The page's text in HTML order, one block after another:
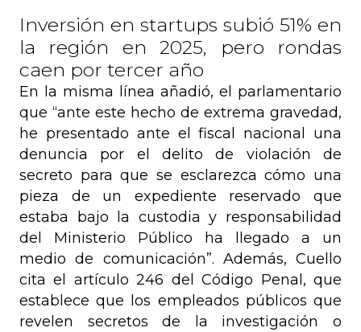
Inversión en startups subió 51% en
la región en 2025, pero rondas
caen por tercer año
En la misma línea añadió, el parlamentario
que “ante este hecho de extrema gravedad,
he presentado ante el fiscal nacional una
denuncia por el delito de violación de
secreto para que se esclarezca cómo una
pieza de un expediente reservado que
estaba bajo la custodia y responsabilidad
del Ministerio Público ha llegado a un
medio de comunicación”. Además, Cuello
cita el artículo 246 del Código Penal, que
establece que los empleados públicos que
revelen secretos de la investigación o